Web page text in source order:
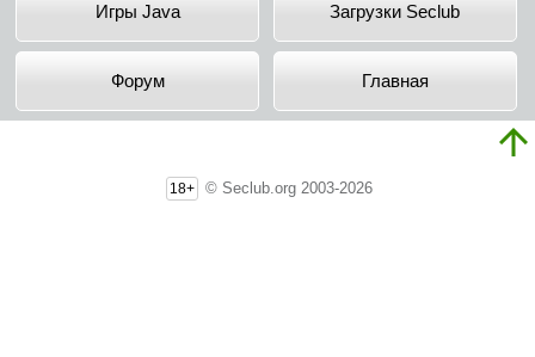
Игры Java Загрузки Seclub
Форум Главная
18+ © Seclub.org 2003-2026